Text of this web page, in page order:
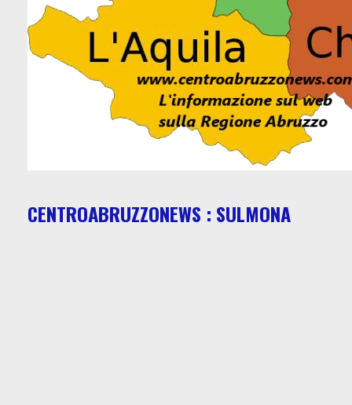
CENTROABRUZZONEWS : SULMONA